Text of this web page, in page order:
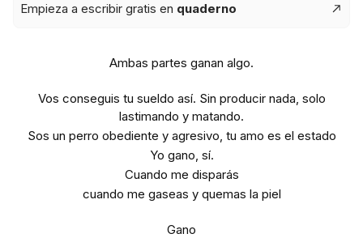
Empieza a escribir gratis en quaderno
Ambas partes ganan algo.
Vos conseguis tu sueldo así. Sin producir nada, solo
lastimando y matando.
Sos un perro obediente y agresivo, tu amo es el estado
Yo gano, sí.
Cuando me disparás
cuando me gaseas y quemas la piel
Gano